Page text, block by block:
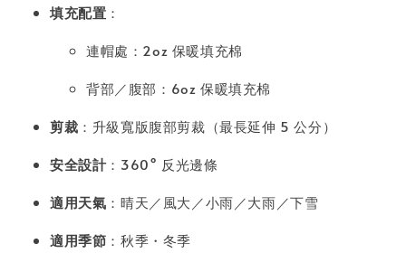
填充配置 ：
連帽處：2oz 保暖填充棉
背部／腹部：6oz 保暖填充棉
剪裁 ：升級寬版腹部剪裁（最長延伸 5 公分）
安全設計：360° 反光邊條
適用天氣 ：晴天／風大／小雨／大雨／下雪
適用季節 ：秋季・冬季